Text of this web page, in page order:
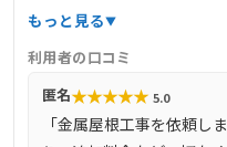
低価格なサービスを提供
容は、屋根工事、板金工
グ工事、光触媒防汚・超
もっと見る
利用者の口コミ
匿名★★★★★ 5.0
「金属屋根工事を依頼し